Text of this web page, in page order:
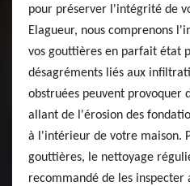
pour préserver l'intégrité de
Elagueur, nous comprenons
vos gouttières en parfait état
désagréments liés aux
obstruées peuvent provoquer
allant de l'érosion des
à l'intérieur de votre maison.
gouttières, le nettoyage
recommandé de les inspecter